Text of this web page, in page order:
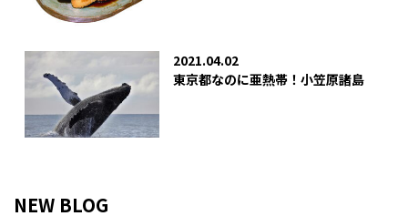
2021.04.02
東京都なのに亜熱帯！小笠原諸島
NEW BLOG